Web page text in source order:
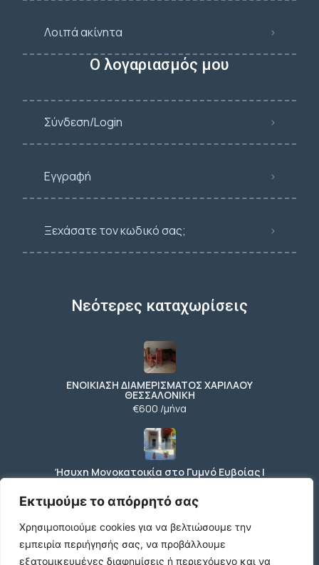
Εκτιμούμε το απόρρητό σας
Χρησιμοποιούμε cookies για να βελτιώσουμε την
εμπειρία περιήγησής σας, να προβάλλουμε
εξατομικευμένες διαφημίσεις ή περιεχόμενο και να
Λοιπά ακίνητα
Ο λογαριασμός μου
Σύνδεση/Login
Εγγραφή
Ξεχάσατε τον κωδικό σας;
Νεότερες καταχωρίσεις
ΕΝΟΙΚΙΑΣΗ ΔΙΑΜΕΡΙΣΜΑΤΟΣ ΧΑΡΙΛΑΟΥ
ΘΕΣΣΑΛΟΝΙΚΗ
€600 /μήνα
Ήσυχη Μονοκατοικία στο Γυμνό Ευβοίας |
Κοντά σε Θάλασσα & Βουνό
€52 /μήνα
ΕΝΟΙΚΙΑΣΗ ΔΙΑΜΕΡΙΣΜΑΤΟΣ ΧΑΡΙΛΑΟΥ